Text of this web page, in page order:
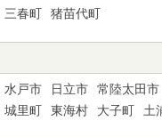
三春町
猪苗代町
水戸市 日立市 常陸太田市
城里町
東海村 大子町 土